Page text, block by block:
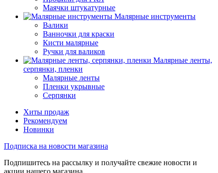
Маячки штукатурные
Малярные инструменты
Валики
Ванночки для краски
Кисти малярные
Ручки для валиков
Малярные ленты,
серпянки, пленки
Малярные ленты
Пленки укрывные
Серпянки
Хиты продаж
Рекомендуем
Новинки
Подписка на новости магазина
Подпишитесь на рассылку и получайте свежие новости и
акции нашего магазина.